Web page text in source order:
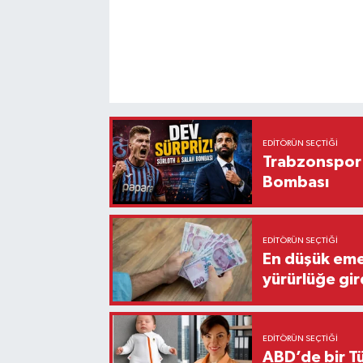
EDITÖRÜN SEÇTIĞI
Bombası
EDITÖRÜN SEÇTIĞI
En düşük
yürürlüğe
EDITÖRÜN SEÇTIĞI
ABD’de bir